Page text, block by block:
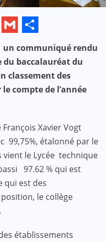
Gmail
Share
un communiqué rendu
du baccalauréat du
classement des
compte de l’année
François Xavier Vogt
99,75%, étalonné par le
le Lycée technique
97.62 % qui est
qui est des
position, le collège
établissements